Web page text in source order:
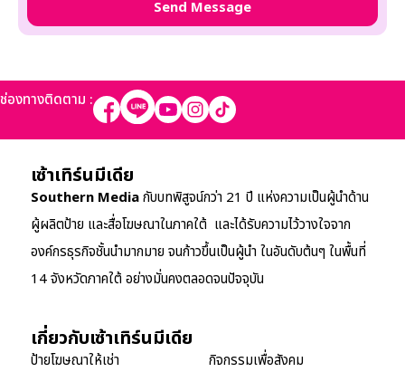
ช่องทางติดตาม :
เซ้าเทิร์นมีเดีย
Southern Mediaกับบทพิสูจน์กว่า 21 ปี แห่งความเป็นผู้นำด้าน
ผู้ผลิตป้าย และสื่อโฆษณาในภาคใต้ และได้รับความไว้วางใจจาก
องค์กรธุรกิจชั้นนำมากมาย จนก้าวขึ้นเป็นผู้นำ ในอันดับต้นๆ ในพื้นที่
14 จังหวัดภาคใต้ อย่างมั่นคงตลอดจนปัจจุบัน
เกี่ยวกับเซ้าเทิร์นมีเดีย
ป้ายโฆษณาให้เช่า กิจกรรมเพื่อสังคม